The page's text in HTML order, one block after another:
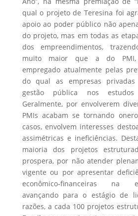
qual o projeto de Teresina foi
apoio ao poder público não
do projeto, mas em todas as
dos empreendimentos,
muito maior que a do PMI,
empregado atualmente pelas
do qual as empresas
gestão pública nos
Geralmente, por envolverem
PMIs acabam se tornando
casos, envolvem interesses
assimétricas e ineficiências.
maioria dos projetos
prospera, por não atender
vigente ou por apresentar
econômico-financeiras na
avançando para o estágio de
razões, a cada 100 projetos